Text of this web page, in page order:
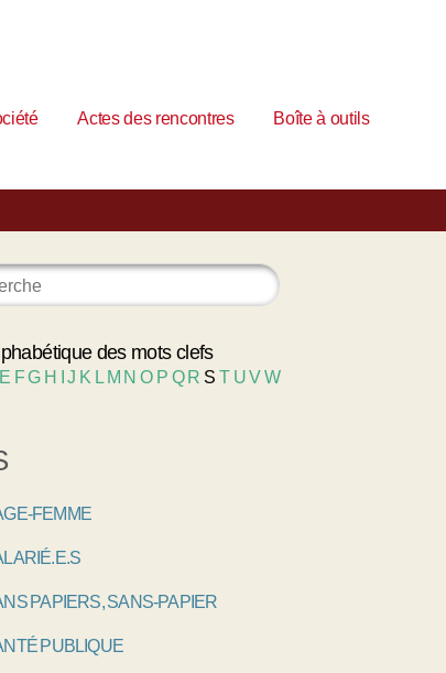
Actes des rencontres
Boîte à outils
des mots clefs
E FG H IJ K L M NO P Q R S T UVW
FEMME
PAPIERS, SANS-PAPIER
PUBLIQUE